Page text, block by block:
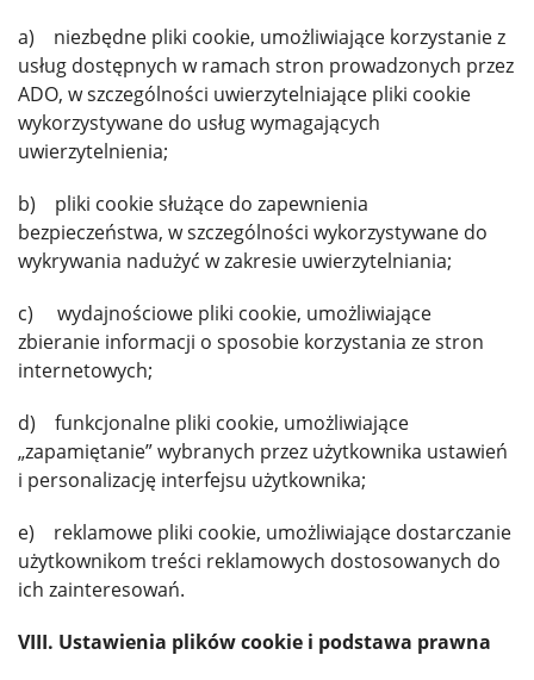
a) niezbędne pliki cookie, umożliwiające korzystanie z
usług dostępnych w ramach stron prowadzonych przez
ADO, w szczególności uwierzytelniające pliki cookie
wykorzystywane do usług wymagających
uwierzytelnienia;
b) pliki cookie służące do zapewnienia
bezpieczeństwa, w szczególności wykorzystywane do
wykrywania nadużyć w zakresie uwierzytelniania;
c) wydajnościowe pliki cookie, umożliwiające
zbieranie informacji o sposobie korzystania ze stron
internetowych;
d) funkcjonalne pliki cookie, umożliwiające
„zapamiętanie” wybranych przez użytkownika ustawień
i personalizację interfejsu użytkownika;
e) reklamowe pliki cookie, umożliwiające dostarczanie
użytkownikom treści reklamowych dostosowanych do
ich zainteresowań.
VIII. Ustawienia plików cookie i podstawa prawna